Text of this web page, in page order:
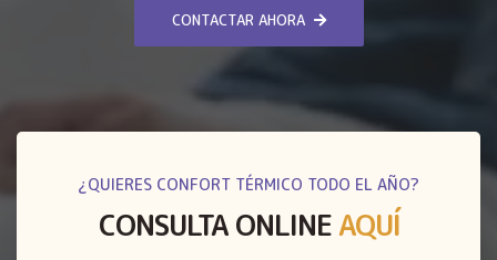
CONTACTAR AHORA
¿QUIERES CONFORT TÉRMICO TODO EL AÑO?
CONSULTA ONLINEAQUÍ